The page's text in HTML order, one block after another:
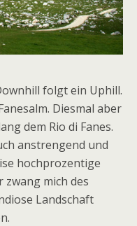
folgt ein Uphill.
Diesmal aber
dem Rio di Fanes.
anstrengend und
hochprozentige
mich des
Landschaft